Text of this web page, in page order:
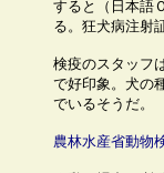
すると（日本語
る。狂犬病注射
検疫のスタッフ
で好印象。犬の
でいるそうだ。
農林水産省動物